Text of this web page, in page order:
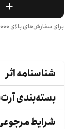
برای سفارش‌های بالای
شناسنامه اثر
بسته‌بندی
شرایط